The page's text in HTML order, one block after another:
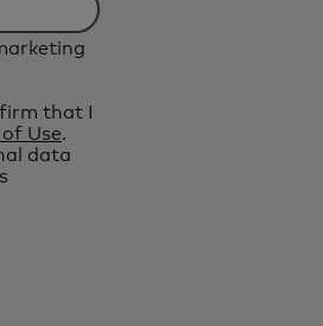
that I
Use.
data